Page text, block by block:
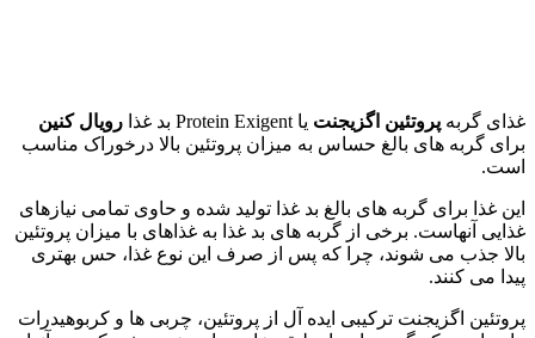
غذای گربه پروتئین اگزیجنت یا Protein Exigent بد غذا
رویال کنین
برای گربه های بالغ حساس به میزان پروتئین بالا درخوراک مناسب
است.
این غذا برای گربه های بالغ بد غذا تولید شده و حاوی تمامی نیازهای
غذایی آنهاست. برخی از گربه های بد غذا به غذاهای با میزان پروتئین
بالا جذب می شوند، چرا که پس از صرف این نوع غذا، حس بهتری
پیدا می کنند.
پروتئین اگزیجنت ترکیبی ایده آل از پروتئین، چربی ها و کربوهیدرات